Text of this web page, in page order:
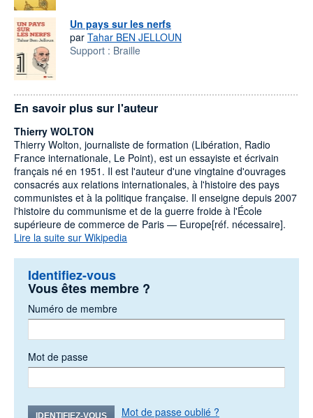
Un pays sur les nerfs
par Tahar BEN JELLOUN
Support : Braille
En savoir plus sur l'auteur
Thierry WOLTON
Thierry Wolton, journaliste de formation (Libération, Radio
France internationale, Le Point), est un essayiste et écrivain
français né en 1951. Il est l'auteur d'une vingtaine d'ouvrages
consacrés aux relations internationales, à l'histoire des pays
communistes et à la politique française. Il enseigne depuis 2007
l'histoire du communisme et de la guerre froide à l'École
supérieure de commerce de Paris — Europe[réf. nécessaire].
Lire la suite sur Wikipedia
Identifiez-vous
Vous êtes membre ?
Numéro de membre
Mot de passe
IDENTIFIEZ-VOUS Mot de passe oublié ?